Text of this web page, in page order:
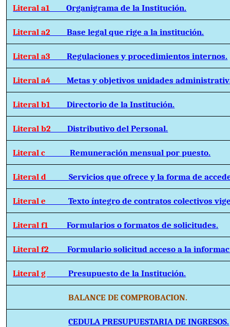
Literal a1Organigrama de la Institución.
Literal a2Base legal que rige a la institución.
Literal a3Regulaciones y procedimientos internos.
Literal a4Metas y objetivos unidades
Literal b1Directorio de la Institución.
Literal b2Distributivo del Personal.
Literal c Remuneración mensual por puesto.
Literal dServicios que ofrece y la forma de
Literal eTexto íntegro de contratos colectivos
Literal f1Formularios o formatos de solicitudes.
Literal f2Formulario solicitud acceso a la
Literal gPresupuesto de la Institución.
BALANCE DE COMPROBACION.
CEDULA PRESUPUESTARIA DE INGRESOS.